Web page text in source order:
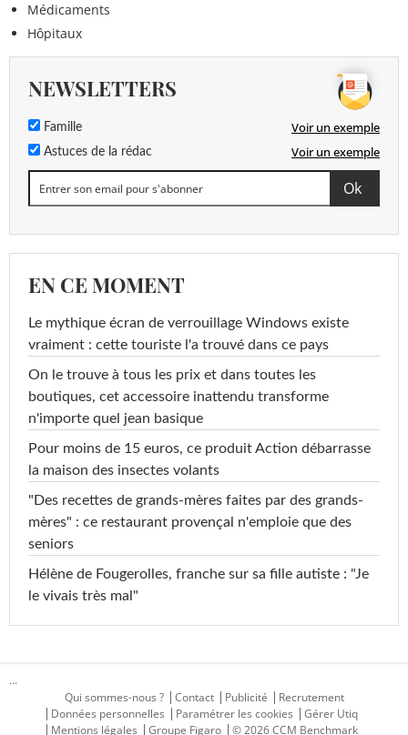
Médicaments
Hôpitaux
NEWSLETTERS
Famille Voir un exemple
Astuces de la rédac Voir un exemple
EN CE MOMENT
Le mythique écran de verrouillage Windows existe
vraiment : cette touriste l'a trouvé dans ce pays
On le trouve à tous les prix et dans toutes les
boutiques, cet accessoire inattendu transforme
n'importe quel jean basique
Pour moins de 15 euros, ce produit Action débarrasse
la maison des insectes volants
"Des recettes de grands-mères faites par des grands-
mères" : ce restaurant provençal n'emploie que des
seniors
Hélène de Fougerolles, franche sur sa fille autiste : "Je
le vivais très mal"
...
Qui sommes-nous ?
Contact Publicité
Recrutement
Données personnelles
Paramétrer les cookies
Gérer Utiq
Mentions légales
Groupe Figaro © 2026 CCM Benchmark